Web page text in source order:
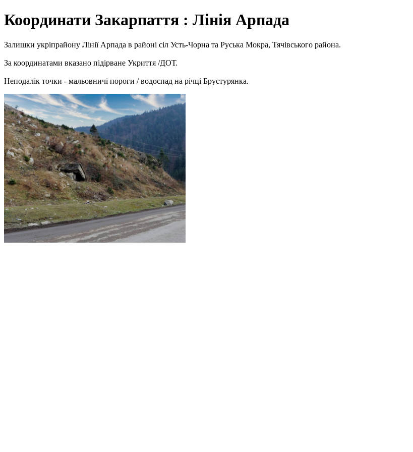
Координати Закарпаття : Лінія Арпада
Залишки укріпрайону Лінії Арпада в районі сіл Усть-Чорна та Руська Мокра, Тячівського района.
За координатами вказано підірване Укриття /ДОТ.
Неподалік точки - мальовничі пороги / водоспад на річці Брустурянка.